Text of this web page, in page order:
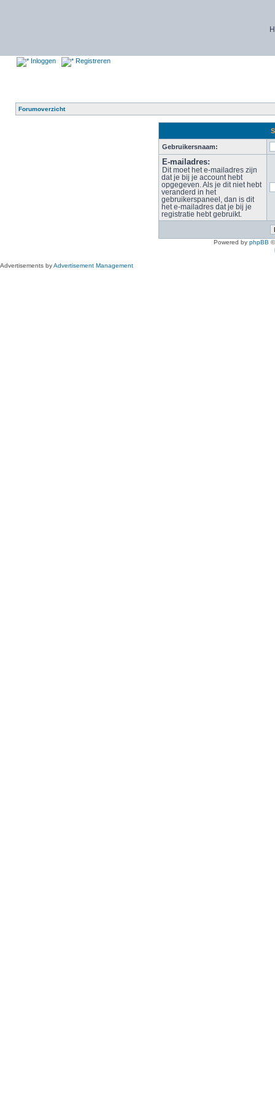
Inloggen Registreren
Forumoverzicht
Gebruikersnaam:
E-mailadres:
Dit moet het e-mailadres zijn
dat je bij je account hebt
opgegeven. Als je dit niet hebt
veranderd in het
gebruikerspaneel, dan is dit
het e-mailadres dat je bij je
registratie hebt gebruikt.
Powered by phpBB
Advertisements byAdvertisement Management